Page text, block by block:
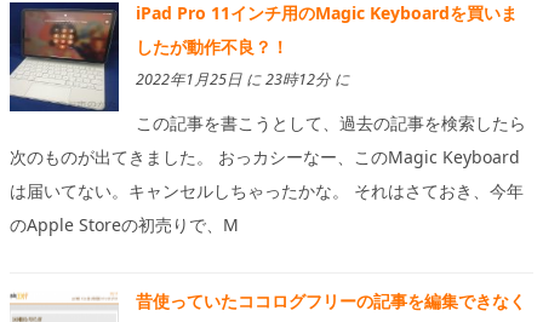
iPad Pro 11インチ用のMagic Keyboardを買いま
したが動作不良？！
2022年1月25日 に 23時12分 に
この記事を書こうとして、過去の記事を検索したら
次のものが出てきました。 おっカシーなー、このMagic Keyboard
は届いてない。キャンセルしちゃったかな。 それはさておき、今年
のApple Storeの初売りで、M
昔使っていたココログフリーの記事を編集できなく